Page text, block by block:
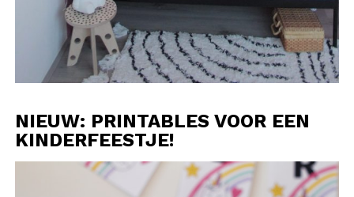
NIEUW: PRINTABLES VOOR EEN
KINDERFEESTJE!